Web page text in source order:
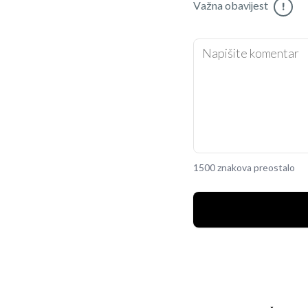
Važna obavijest !
1500 znakova preostalo